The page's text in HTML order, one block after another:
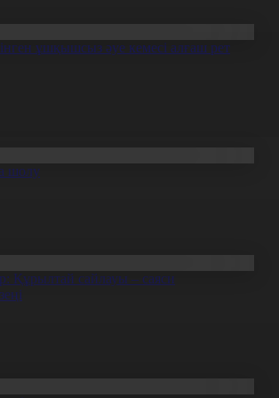
ұшқышсыз әуе кемесі алғаш рет
шолу
Құрылтай сайлауы – саяси